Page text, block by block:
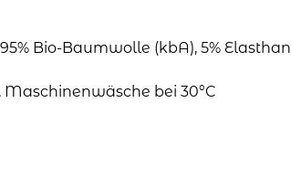
Bio-Baumwolle (kbA), 5% Elasthan
bei 30°C